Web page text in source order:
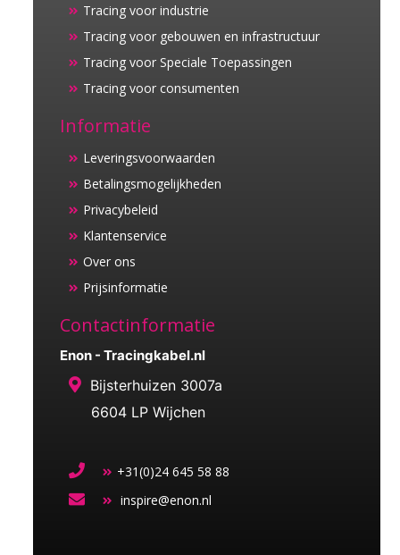
Tracing voor industrie
Tracing voor gebouwen en infrastructuur
Tracing voor Speciale Toepassingen
Tracing voor consumenten
Informatie
Leveringsvoorwaarden
Betalingsmogelijkheden
Privacybeleid
Klantenservice
Over ons
Prijsinformatie
Contactinformatie
Enon - Tracingkabel.nl
Bijsterhuizen 3007a
6604 LP Wijchen
+31(0)24 645 58 88
inspire@enon.nl